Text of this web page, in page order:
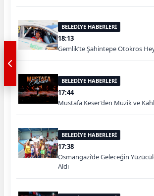
BELEDİYE HABERLERİ
18:13
Gemlik’te Şahintepe Otokros
BELEDİYE HABERLERİ
17:44
Mustafa Keser’den Müzik ve
BELEDİYE HABERLERİ
17:38
Osmangazi’de Geleceğin
Aldı